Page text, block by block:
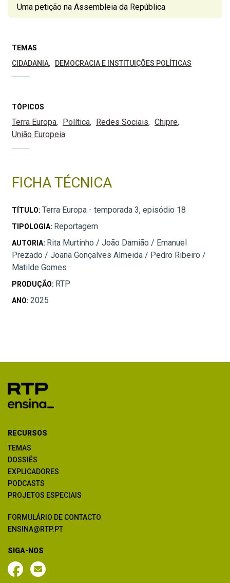
Uma petição na Assembleia da República
TEMAS
CIDADANIA
DEMOCRACIA E INSTITUIÇÕES POLÍTICAS
TÓPICOS
Terra Europa Política Redes Sociais
Chipre
União Europeia
FICHA TÉCNICA
TÍTULO: Terra Europa - temporada 3, episódio 18
TIPOLOGIA: Reportagem
AUTORIA: Rita Murtinho / João Damião / Emanuel
Prezado / Joana Gonçalves Almeida / Pedro Ribeiro /
Matilde Gomes
PRODUÇÃO: RTP
ANO: 2025
RECURSOS
TEMAS
DOSSIÊS
EXPLICADORES
PODCASTS
PROJETOS ESPECIAIS
FORMULÁRIO DE CONTACTO
ENSINA@RTP.PT
SIGA-NOS